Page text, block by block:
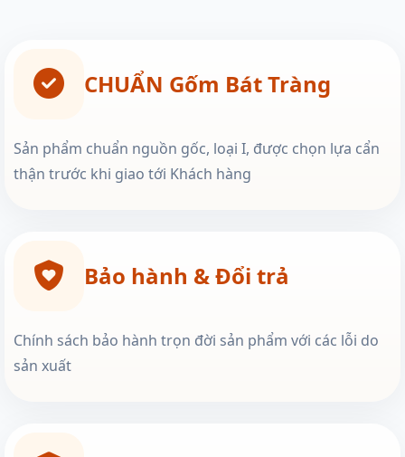
CHUẨN Gốm Bát Tràng
Sản phẩm chuẩn nguồn gốc, loại I, được chọn lựa cẩn
thận trước khi giao tới Khách hàng
Bảo hành & Đổi trả
Chính sách bảo hành trọn đời sản phẩm với các lỗi do
sản xuất